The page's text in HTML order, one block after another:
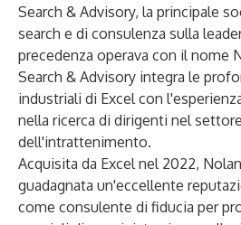
Search & Advisory, la principale
search e di consulenza sulla
precedenza operava con il nome
Search & Advisory integra le
industriali di Excel con
nella ricerca di dirigenti nel
dell'intrattenimento.
Acquisita da Excel nel 2022,
guadagnata un'eccellente
come consulente di fiducia per